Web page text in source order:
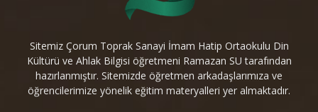
Sitemiz Çorum Toprak Sanayi İmam Hatip Ortaokulu Din
Kültürü ve Ahlak Bilgisi öğretmeni Ramazan SU tarafından
hazırlanmıştır. Sitemizde öğretmen arkadaşlarımıza ve
öğrencilerimize yönelik eğitim materyalleri yer almaktadır.